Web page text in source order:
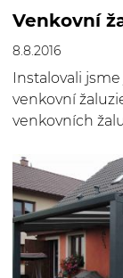
Venkovní
8.8.2016
Instalovali
venkovní
venkovních